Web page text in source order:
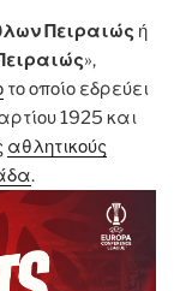
Πειραιώς ή
»,
το οποίο εδρεύει
1925 και
αθλητικούς
.